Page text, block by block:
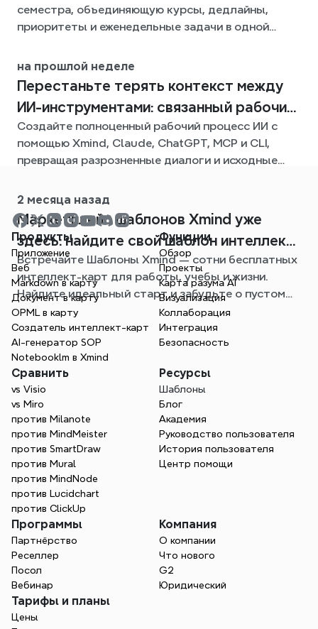
семестра, объединяющую курсы, дедлайны,
приоритеты и еженедельные задачи в одной
на прошлой неделе
Перестаньте терять контекст между
ИИ-инструментами: связанный рабочий
процесс с Xmind
Создайте полноценный рабочий процесс ИИ с
помощью Xmind, Claude, ChatGPT, MCP и CLI,
превращая разрозненные диалоги и исходные
карты.
2 месяца назад
Mаpкетплейс шаблонов Xmind уже
здесь: найдите свой шаблон интеллект-
карты для любой ситуации
Встречайте Шаблоны Xmind — сотни бесплатных
интеллект-карт для работы, учебы и жизни.
Найдите идеальный старт и забудьте о пустом
листе.
Продукты
Приложение
Веб
Markdown в карту
Документ в карту
OPML в карту
Создатель интеллект-карт
AI-генератор SOP
Notebooklm в Xmind
Функции
Обзор
Проекты
Карта разума AI
Визуализация
Коллаборация
Интеграция
Безопасность
Сравнить
vs Visio
vs Miro
против Milanote
против MindMeister
против SmartDraw
против Mural
против MindNode
против Lucidchart
против ClickUp
Ресурсы
Шаблоны
Блог
Академия
Руководство пользователя
История пользователя
Центр помощи
Программы
Партнёрство
Реселлер
Посол
Вебинар
Компания
О компании
Что нового
G2
Юридический
Тарифы и планы
Цены